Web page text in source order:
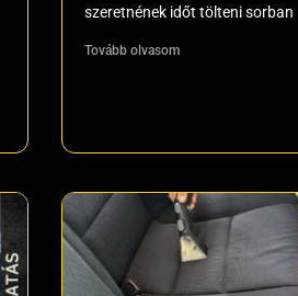
szeretnének időt tölteni sorban
Tovább olvasom